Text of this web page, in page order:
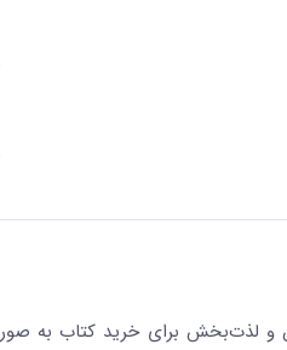
لذت‌بخش برای خرید کتاب به صورت